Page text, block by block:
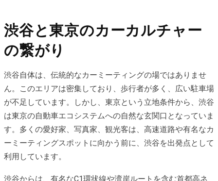
渋谷と東京のカーカルチャー
の繋がり
渋谷自体は、伝統的なカーミーティングの場ではありませ
ん。このエリアは密集しており、歩行者が多く、広い駐車場
が不足しています。しかし、東京という立地条件から、渋谷
は東京の自動車エコシステムへの自然な玄関口となっていま
す。多くの愛好家、写真家、観光客は、高速道路や有名なカ
ーミーティングスポットに向かう前に、渋谷を出発点として
利用しています。
渋谷からは、有名なC1環状線や湾岸ルートを含む首都高ネ